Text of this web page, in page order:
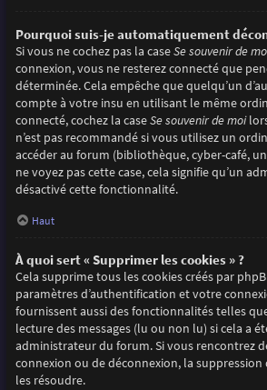
Pourquoi suis-je automatiquement
Si vous ne cochez pas la caseSe souvenir de
connexion, vous ne resterez connecté que
déterminée. Cela empêche que quelqu’un
compte à votre insu en utilisant le même
connecté, cochez la caseSe souvenir de moi
n’est pas recommandé si vous utilisez un
accéder au forum (bibliothèque, cyber-café,
ne voyez pas cette case, cela signifie qu’un
désactivé cette fonctionnalité.
Haut
À quoi sert « Supprimer les cookies » ?
Cela supprime tous les cookies créés par
paramètres d’authentification et votre
fournissent aussi des fonctionnalités telles
lecture des messages (lu ou non lu) si cela a
administrateur du forum. Si vous rencontrez
connexion ou de déconnexion, la
les résoudre.